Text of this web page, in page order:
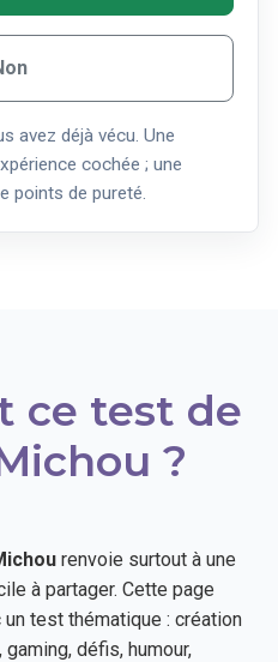
avez déjà vécu. Une
cochée ; une
points de pureté.
ce test de
?
renvoie surtout à une
à partager. Cette page
test thématique : création
défis, humour,